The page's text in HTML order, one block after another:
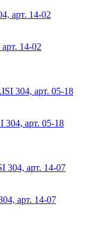
14-02
арт. 05-18
арт. 14-07